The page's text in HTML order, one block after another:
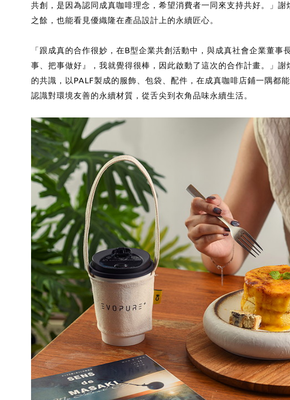
共創，是因為認同成真咖啡理念，希望消費者一同來支持共好。」
之餘，也能看見優織隆在產品設計上的永續匠心。
「跟成真的合作很妙，在B型企業共創活動中，與成真社會企業董
事、把事做好』，我就覺得很棒，因此啟動了這次的合作計畫。」
的共識，以PALF製成的服飾、包袋、配件，在成真咖啡店鋪一隅都
認識對環境友善的永續材質，從舌尖到衣角品味永續生活。